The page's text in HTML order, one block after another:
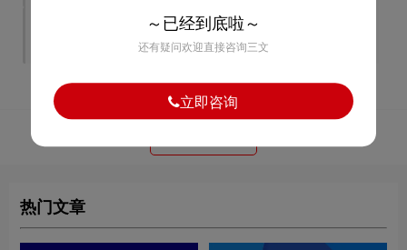
加拿大国家艺术中心新
中国首次火星探测任务发布
的logo
热门文章
～已经到底啦～
还有疑问欢迎直接咨询三文
立即咨询